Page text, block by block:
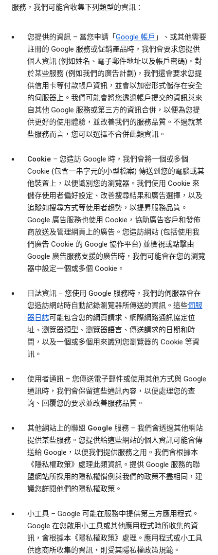
服務，我們可能會收集下列類型的資訊：
您提供的資訊 – 當您申請「 Google 帳戶 」、或其他需要
註冊的 Google 服務或促銷產品時，我們會要求您提供
個人資訊 (例如姓名、電子郵件地址以及帳戶密碼)。對
於某些服務 (例如我們的廣告計劃)，我們還會要求您提
供信用卡等付款帳戶資訊，並會以加密形式儲存在安全
的伺服器上。我們可能會將您透過帳戶提交的資訊與來
自其他 Google 服務或第三方的資訊合併，以便為您提
供更好的使用體驗，並改善我們的服務品質。不過就某
些服務而言，您可以選擇不合併此類資訊。
Cookie – 您造訪 Google 時，我們會將一個或多個
Cookie (包含一串字元的小型檔案) 傳送到您的電腦或其
他裝置上，以便識別您的瀏覽器。我們使用 Cookie 來
儲存使用者偏好設定、改善搜尋結果和廣告選擇，以及
追蹤如搜尋方式等使用者趨勢，以提昇服務品質。
Google 廣告服務也使用 Cookie，協助廣告客戶和發佈
商放送及管理網頁上的廣告。您造訪網站 (包括使用我
們廣告 Cookie 的 Google 協作平台) 並檢視或點擊由
Google 廣告服務支援的廣告時，我們可能會在您的瀏覽
器中設定一個或多個 Cookie。
日誌資訊 – 您使用 Google 服務時，我們的伺服器會在
您造訪網站時自動記錄瀏覽器所傳送的資訊。這些伺服
器日誌可能包含您的網頁請求、網際網路通訊協定位
址、瀏覽器類型、瀏覽器語言、傳送請求的日期和時
間，以及一個或多個用來識別您瀏覽器的 Cookie 等資
訊。
使用者通訊 – 您傳送電子郵件或使用其他方式與 Google
通訊時，我們會保留這些通訊內容，以便處理您的查
詢、回覆您的要求並改善服務品質。
其他網站上的聯盟 Google 服務 – 我們會透過其他網站
提供某些服務。您提供給這些網站的個人資訊可能會傳
送給 Google，以便我們提供服務之用。我們會根據本
《隱私權政策》處理此類資訊。提供 Google 服務的聯
盟網站所採用的隱私權慣例與我們的政策不盡相同，建
議您詳閱他們的隱私權政策。
小工具 – Google 可能在服務中提供第三方應用程式。
Google 在您啟用小工具或其他應用程式時所收集的資
訊，會根據本《隱私權政策》處理。應用程式或小工具
供應商所收集的資訊，則受其隱私權政策規範。